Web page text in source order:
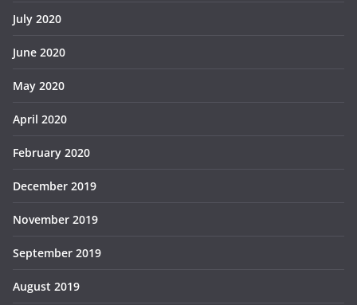
July 2020
June 2020
May 2020
April 2020
February 2020
December 2019
November 2019
September 2019
August 2019